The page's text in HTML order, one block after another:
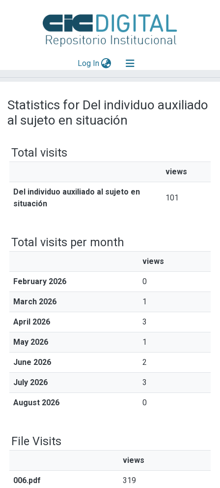
Log In(current)
Mas información
Aportar material
Statistics for Del individuo auxiliado
al sujeto en situación
Total visits
views
Del individuo auxiliado al sujeto en
situación
101
Total visits per month
views
February 2026 0
March 2026 1
April 2026 3
May 2026 1
June 2026 2
July 2026 3
August 2026 0
File Visits
views
006.pdf 319